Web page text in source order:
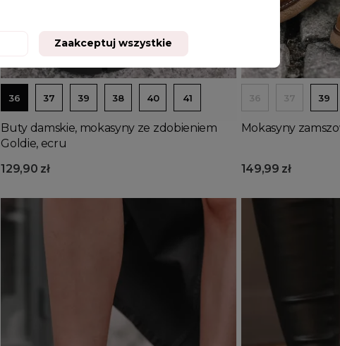
Dodaj
36 37 39 38 40 41
Buty damskie, mokasyny ze zdobieniem
Goldie, ecru
129,90 zł
36 37 39
Mokasyny
149,99 zł
Zaakceptuj wszystkie